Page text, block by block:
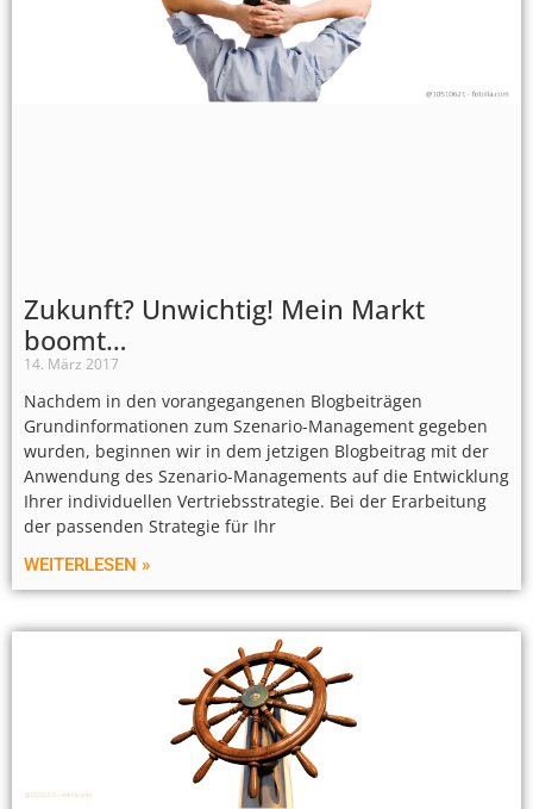
Zukunft? Unwichtig! Mein Markt
boomt…
14. März 2017
Nachdem in den vorangegangenen Blogbeiträgen
Grundinformationen zum Szenario-Management gegeben
wurden, beginnen wir in dem jetzigen Blogbeitrag mit der
Anwendung des Szenario-Managements auf die Entwicklung
Ihrer individuellen Vertriebsstrategie. Bei der Erarbeitung
der passenden Strategie für Ihr
WEITERLESEN »